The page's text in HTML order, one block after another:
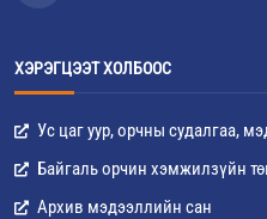
ХЭРЭГЦЭЭТ ХОЛБООС
Ус цаг уур, орчны судалгаа,
Байгаль орчин хэмжилзүйн
Архив мэдээллийн сан